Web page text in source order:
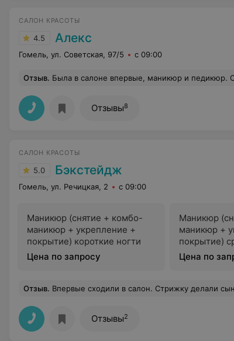
САЛОН КРАСОТЫ
4.5 Алекс
Гомель, ул. Советская, 97/5 с 09:00
Отзыв. Была в салоне впервые, маникюр и педикюр. Сделали быстро и аккуратно. Материала не много и ногти
Отзывы8
САЛОН КРАСОТЫ
5.0 Бэкстейдж
Гомель, ул. Речицкая, 2 с 09:00
Маникюр (снятие + комбо-
маникюр + укрепление +
покрытие) короткие ногти
Цена по запросу
Маникюр
маникюр +
покрытие)
Цена по
Отзыв. Впервые сходили в салон. Стрижку делали сыну. Остались довольны на 100%. Мастер
Отзывы2